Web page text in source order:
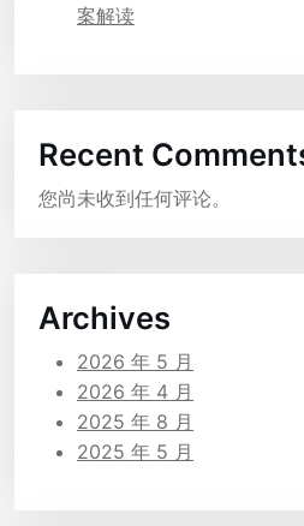
案解读
Recent
您尚未收到任何评论。
Archives
2026 年 5 月
2026 年 4 月
2025 年 8 月
2025 年 5 月